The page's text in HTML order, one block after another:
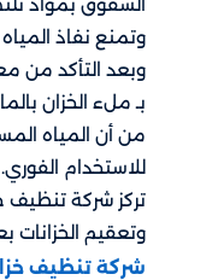
وتمنع نفاذ
وبعد التأكد من
بـ ملء الخزان
من أن المياه
للاستخدام الفوري.
تركز شركة تنظيف
وتعقيم الخزانات
شركة تنظيف